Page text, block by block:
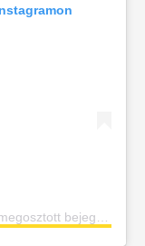
Celeb Style Talk (@celebstyletalk) által megosztott bejegyzés